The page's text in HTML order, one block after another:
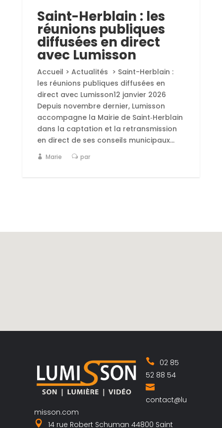
Saint-Herblain : les
réunions publiques
diffusées en direct
avec Lumisson
Accueil > Actualités > Saint-Herblain :
les réunions publiques diffusées en
direct avec Lumisson12 janvier 2026
Depuis novembre dernier, Lumisson
accompagne la Mairie de Saint‑Herblain
dans la captation et la retransmission
en direct de ses conseils municipaux...
Marie par
02 85
52 88 54
contact@lu
misson.com
14 rue Robert Schuman 44800 Saint